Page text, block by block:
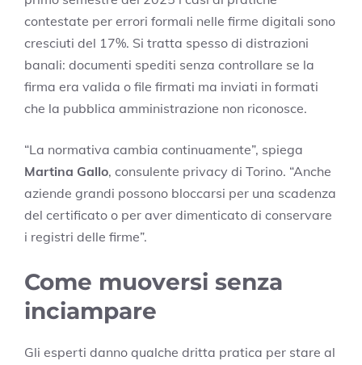
contestate per errori formali nelle firme digitali sono
cresciuti del 17%. Si tratta spesso di distrazioni
banali: documenti spediti senza controllare se la
firma era valida o file firmati ma inviati in formati
che la pubblica amministrazione non riconosce.
“La normativa cambia continuamente”, spiega
Martina Gallo, consulente privacy di Torino. “Anche
aziende grandi possono bloccarsi per una scadenza
del certificato o per aver dimenticato di conservare
i registri delle firme”.
Come muoversi senza
inciampare
Gli esperti danno qualche dritta pratica per stare al